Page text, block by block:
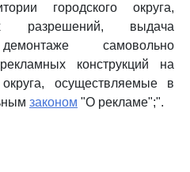
городского округа,
разрешений, выдача
самовольно
конструкций на
округа, осуществляемые в
законом "О рекламе";".